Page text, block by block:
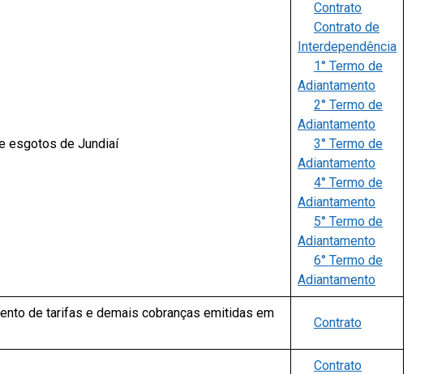
esgotos de Jundiaí
Contrato
Contrato de
Interdependência
1° Termo de
Adiantamento
2° Termo de
Adiantamento
3° Termo de
Adiantamento
4° Termo de
Adiantamento
5° Termo de
Adiantamento
6° Termo de
Adiantamento
de tarifas e demais cobranças emitidas em
Contrato
Contrato